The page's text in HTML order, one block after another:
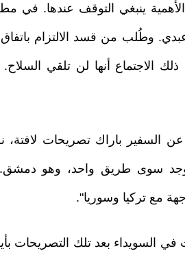
ينبغي التوقف عندها. في
الاجتماع أنها لن تلقي
السفير باراك تصريحات لافتة،
يوجد سوى طريق واحد، وهو
مع تركيا وسوريا".
في السويداء بعد تلك